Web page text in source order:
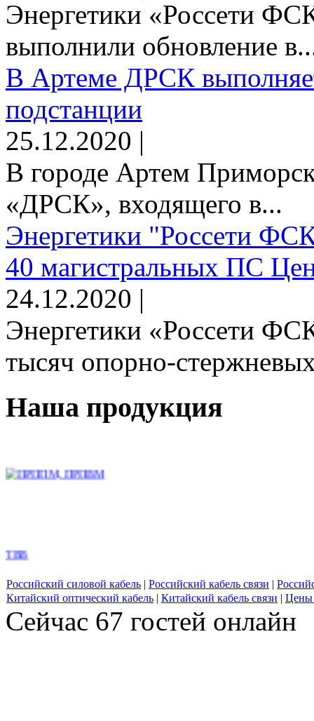
Энергетики «Россети
выполнили обновление
В Артеме ДРСК
подстанции
25.12.2020 |
В городе Артем
«ДРСК», входящего в...
Энергетики "Россети
40 магистральных ПС
24.12.2020 |
Энергетики «Россети
тысяч опорно-
Наша продукция
ПРППМ, ПРПВМ
Российский силовой кабель | Российский кабель связи |
Китайский оптический кабель | Китайский кабель связи | Цены
Сейчас 67 гостей онлайн